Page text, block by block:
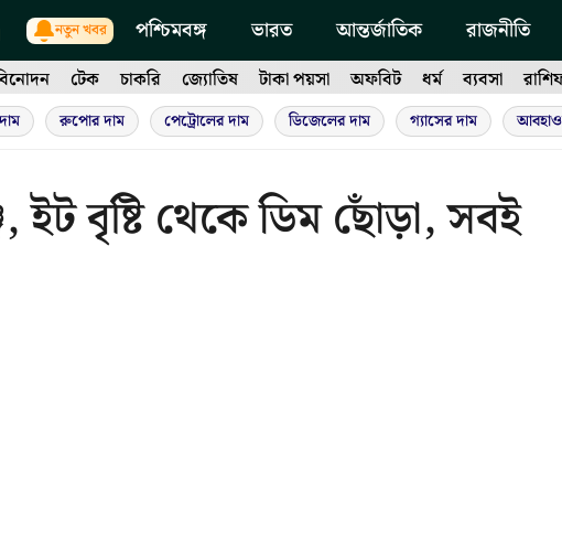
নতুন খবর পশ্চিমবঙ্গ ভারত আন্তর্জাতিক রাজনীতি
টেক চাকরি জ্যোতিষ টাকা পয়সা অফবিট ধর্ম ব্যবসা
রুপোর দাম পেট্রোলের দাম ডিজেলের দাম গ্যাসের দাম
ইট বৃষ্টি থেকে ডিম ছোঁড়া, সবই